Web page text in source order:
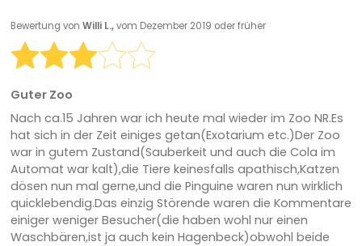
Bewertung von Willi L.,vom Dezember 2019 oder früher
Guter Zoo
Nach ca.15 Jahren war ich heute mal wieder im Zoo NR.Es
hat sich in der Zeit einiges getan(Exotarium etc.)Der Zoo
war in gutem Zustand(Sauberkeit und auch die Cola im
Automat war kalt),die Tiere keinesfalls apathisch,Katzen
dösen nun mal gerne,und die Pinguine waren nun wirklich
quicklebendig.Das einzig Störende waren die Kommentare
einiger weniger Besucher(die haben wohl nur einen
Waschbären,ist ja auch kein Hagenbeck)obwohl beide